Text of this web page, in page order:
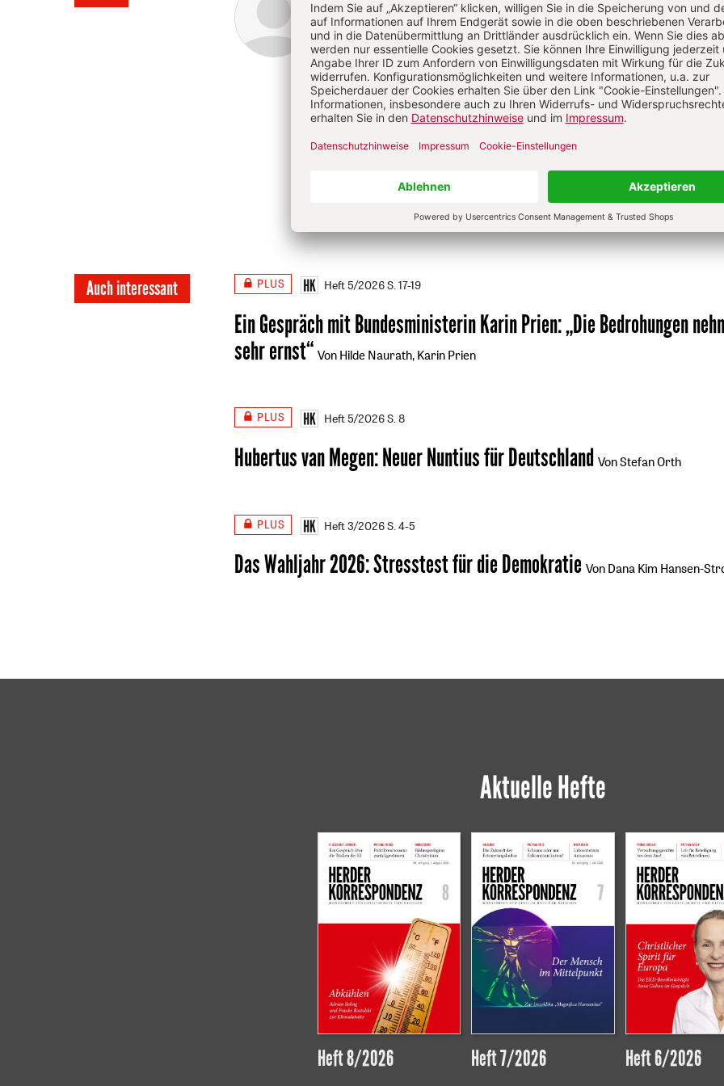
Konrad Schily (geb.1937) ist Arzt für Neurologie und Psychiatrie.
Aufbau des Gemeinschaftskrankenhauses Herdecke
1969) mitgewirkt. In den achtziger Jahren hat er die Gründung der
Universität Witten/Herdecke vorangetrieben (Studienbeginn
Zuerst als Vorstandsvorsitzender des Universitätsvereins, von1987
Trägerschaft. Er ist jetzt stellvertretender Vorsitzender im
Universität. Wichtigste Veröffentlichung: Der staatlich
Auch interessant PLUS Heft 5/2026S. 17-19
Ein Gespräch mit Bundesministerin Karin Prien:„Die Bedrohungen
sehr ernst“ Von Hilde Naurath, Karin Prien
PLUS Heft 5/2026S. 8
Hubertus van Megen: Neuer Nuntius für Deutschland Von Stefan Orth
PLUS Heft 3/2026S. 4-5
Das Wahljahr 2026:Stresstest für die Demokratie Von Dana Kim Hansen-
Aktuelle Hefte
Heft 8/2026 Heft 7/2026 Heft 6/2026